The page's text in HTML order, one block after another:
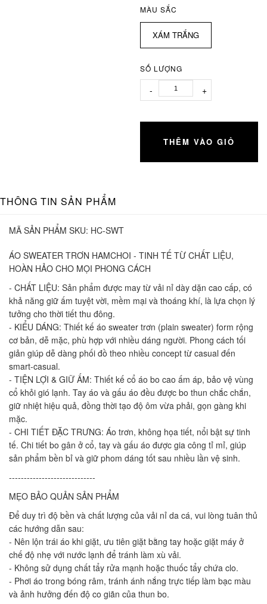
MÀU SẮC
XÁM TRẮNG
SỐ LƯỢNG
- +
THÊM VÀO GIỎ
THÔNG TIN SẢN PHẨM
MÃ SẢN PHẨM SKU: HC-SWT
ÁO SWEATER TRƠN HAMCHOI - TINH TẾ TỪ CHẤT LIỆU,
HOÀN HẢO CHO MỌI PHONG CÁCH
- CHẤT LIỆU: Sản phẩm được may từ vải nỉ dày dặn cao cấp, có
khả năng giữ ấm tuyệt vời, mềm mại và thoáng khí, là lựa chọn lý
tưởng cho thời tiết thu đông.
- KIỂU DÁNG: Thiết kế áo sweater trơn (plain sweater) form rộng
cơ bản, dễ mặc, phù hợp với nhiều dáng người. Phong cách tối
giản giúp dễ dàng phối đồ theo nhiều concept từ casual đến
smart-casual.
- TIỆN LỢI & GIỮ ẤM: Thiết kế cổ áo bo cao ấm áp, bảo vệ vùng
cổ khỏi gió lạnh. Tay áo và gấu áo đều được bo thun chắc chắn,
giữ nhiệt hiệu quả, đồng thời tạo độ ôm vừa phải, gọn gàng khi
mặc.
- CHI TIẾT ĐẶC TRƯNG: Áo trơn, không họa tiết, nổi bật sự tinh
tế. Chi tiết bo gân ở cổ, tay và gấu áo được gia công tỉ mỉ, giúp
sản phẩm bền bỉ và giữ phom dáng tốt sau nhiều lần vệ sinh.
-----------------------------
MẸO BẢO QUẢN SẢN PHẨM
Để duy trì độ bền và chất lượng của vải nỉ da cá, vui lòng tuân thủ
các hướng dẫn sau:
- Nên lộn trái áo khi giặt, ưu tiên giặt bằng tay hoặc giặt máy ở
chế độ nhẹ với nước lạnh để tránh làm xù vải.
- Không sử dụng chất tẩy rửa mạnh hoặc thuốc tẩy chứa clo.
- Phơi áo trong bóng râm, tránh ánh nắng trực tiếp làm bạc màu
và ảnh hưởng đến độ co giãn của thun bo.